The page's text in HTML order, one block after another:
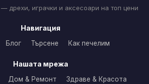
дрехи, играчки и аксесоари на топ цени
Навигация
Блог Търсене Как печелим
Нашата мрежа
Дом & Ремонт
Здраве & Красота